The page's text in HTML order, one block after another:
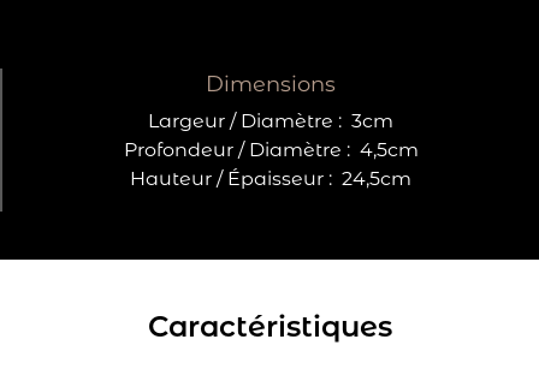
Dimensions
Largeur / Diamètre : 3cm
Profondeur / Diamètre : 4,5cm
Hauteur / Épaisseur : 24,5cm
Caractéristiques